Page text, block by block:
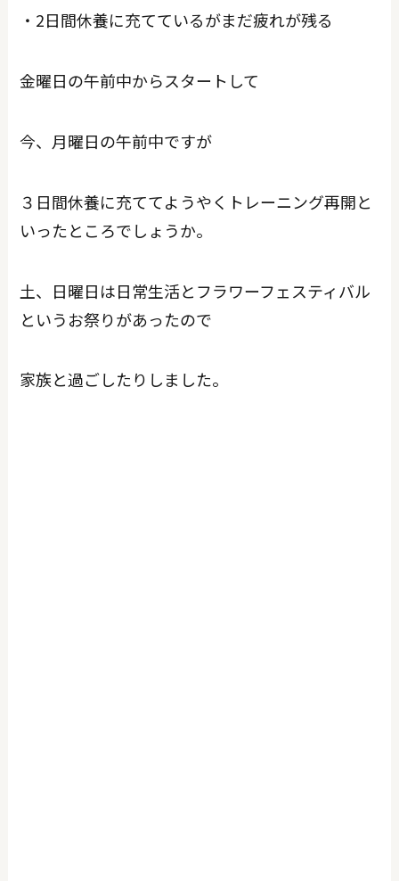
・2日間休養に充てているがまだ疲れが残る
金曜日の午前中からスタートして
今、月曜日の午前中ですが
３日間休養に充ててようやくトレーニング再開と
いったところでしょうか。
土、日曜日は日常生活とフラワーフェスティバル
というお祭りがあったので
家族と過ごしたりしました。